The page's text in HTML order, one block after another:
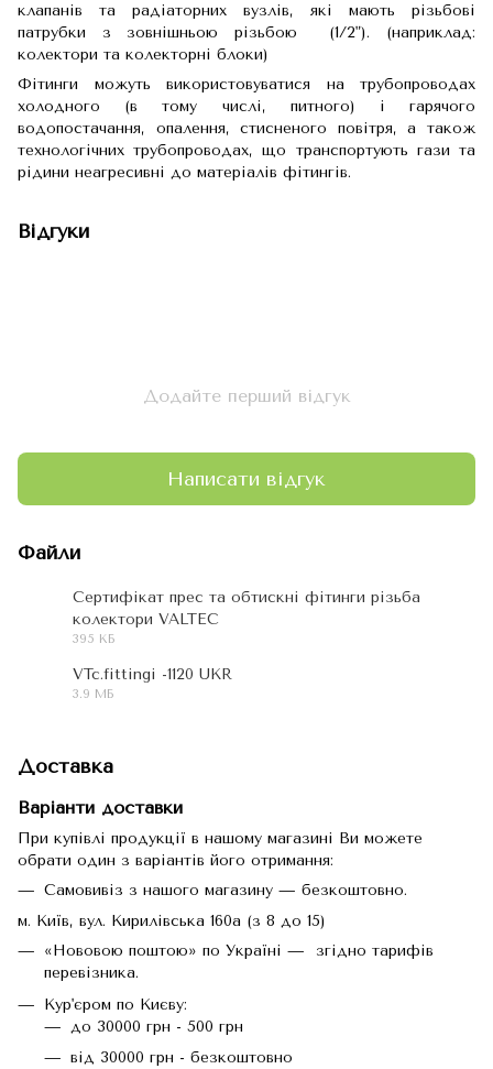
клапанів та радіаторних вузлів, які мають різьбові
патрубки з зовнішньою різьбою (1/2"). (наприклад:
колектори та колекторні блоки)
Фітинги можуть використовуватися на трубопроводах
холодного (в тому числі, питного) і гарячого
водопостачання, опалення, стисненого повітря, а також
технологічних трубопроводах, що транспортують гази та
рідини неагресивні до матеріалів фітингів.
Відгуки
Додайте перший відгук
Написати відгук
Файли
Сертифікат прес та обтискні фітинги різьба
колектори VALTEC
395 КБ
VTc.fittingi -1120 UKR
3.9 МБ
Доставка
Варіанти доставки
При купівлі продукції в нашому магазині Ви можете
обрати один з варіантів його отримання:
Самовивіз з нашого магазину — безкоштовно.
м. Київ, вул. Кирилівська 160а (з 8 до 15)
«Нововою поштою» по Україні — згідно тарифів
перевізника.
Кур'єром по Києву:
до 30000 грн - 500 грн
від 30000 грн - безкоштовно